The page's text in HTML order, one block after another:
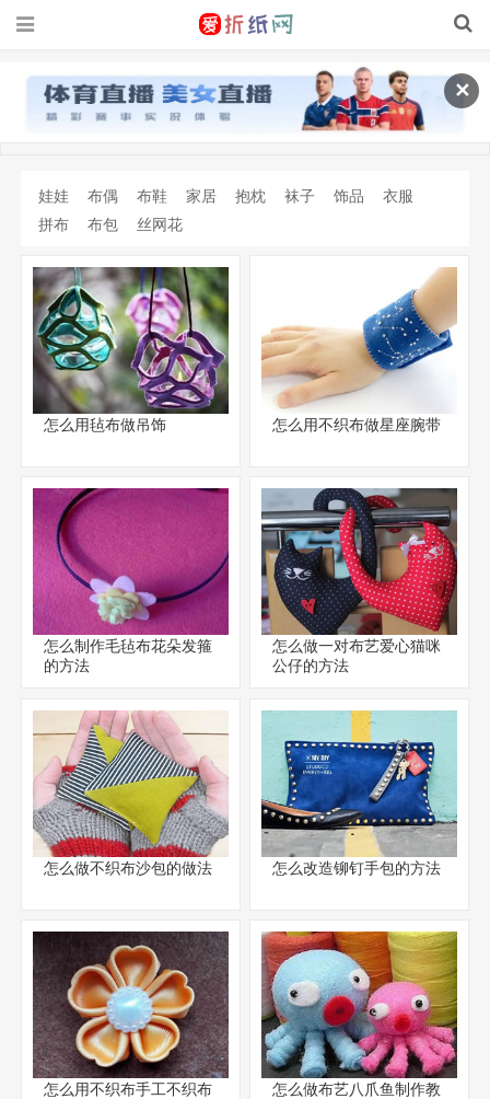
✕
娃娃 布偶 布鞋 家居 抱枕 袜子 饰品
衣服
拼布
布包 丝网花
怎么用毡布做吊饰 怎么用不织布做星座腕带
怎么制作毛毡布花朵发箍
的方法
怎么做一对布艺爱心猫咪
公仔的方法
怎么做不织布沙包的做法 怎么改造铆钉手包的方法
怎么用不织布手工不织布
怎么做布艺八爪鱼制作教